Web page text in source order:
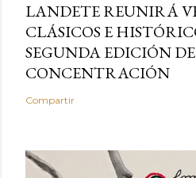
LANDETE REUNIRÁ
CLÁSICOS E
SEGUNDA EDICIÓN
CONCENTRACIÓN
Compartir